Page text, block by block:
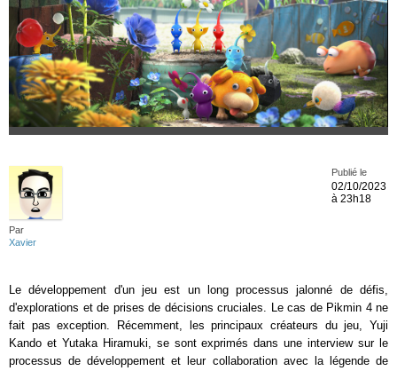
Par
Xavier
Publié le
02/10/2023
à 23h18
Le développement d'un jeu est un long processus jalonné de défis,
d'explorations et de prises de décisions cruciales. Le cas de Pikmin 4 ne
fait pas exception. Récemment, les principaux créateurs du jeu, Yuji
Kando et Yutaka Hiramuki, se sont exprimés dans une interview sur le
processus de développement et leur collaboration avec la légende de